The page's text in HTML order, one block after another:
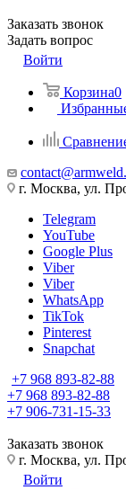
Заказать звонок
Задать вопрос
Войти
Корзина0
г. Москва, ул.
Telegram
YouTube
Google Plus
Viber
Viber
WhatsApp
TikTok
Pinterest
Snapchat
+7 968 893-82-88
+7 968 893-82-88
+7 906-731-15-33
Заказать звонок
г. Москва, ул.
Войти